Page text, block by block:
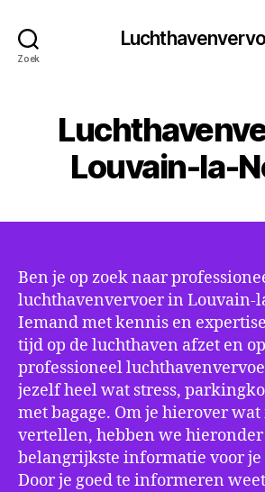
Zoek
Louvain-la-
Ben je op zoek naar
luchthavenvervoer in Louvain-
Iemand met kennis en
tijd op de luchthaven afzet en
professioneel
jezelf heel wat stress,
met bagage. Om je hierover wat
vertellen, hebben we hieronder
belangrijkste informatie voor je
Door je goed te informeren